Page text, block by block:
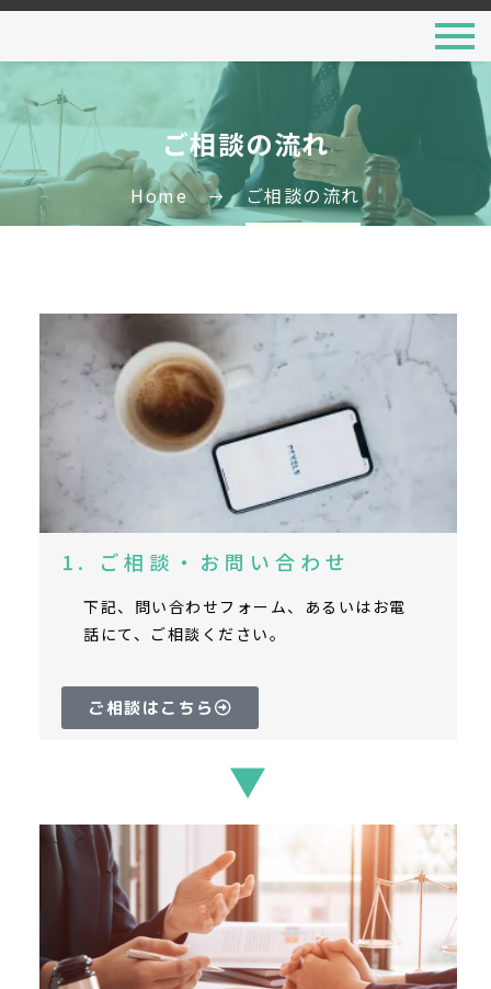
ご相談の流れ
Home ご相談の流れ
1. ご相談・お問い合わせ
下記、問い合わせフォーム、あるいはお電
話にて、ご相談ください。
ご相談はこちら
▼